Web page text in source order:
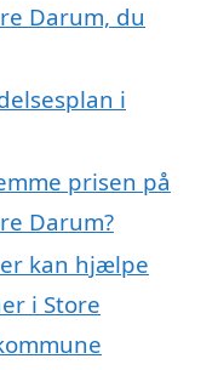
Darum, du
i
prisen på
Darum?
kan hjælpe
i Store